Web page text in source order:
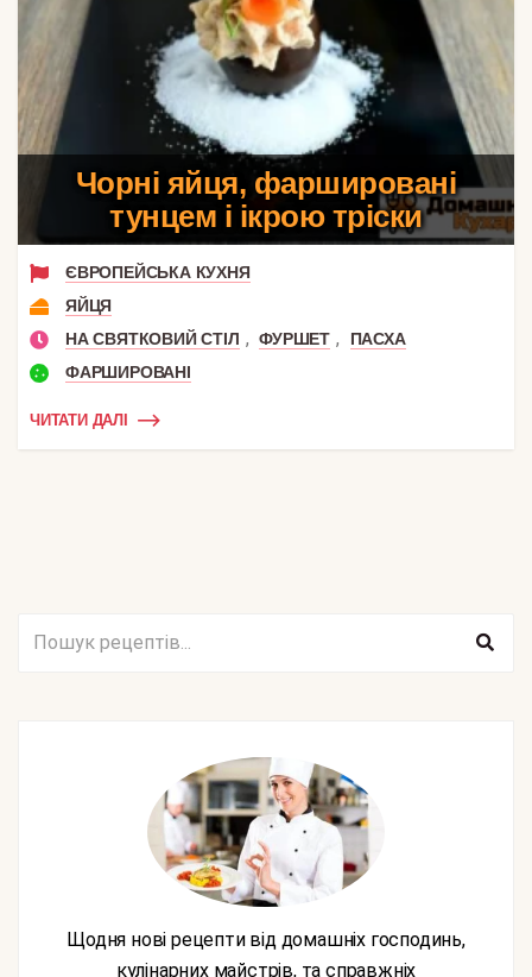
Чорні яйця, фаршировані
тунцем і ікрою тріски
ЄВРОПЕЙСЬКА КУХНЯ
ЯЙЦЯ
НА СВЯТКОВИЙ СТІЛ , ФУРШЕТ ,
ПАСХА
ФАРШИРОВАНІ
ЧИТАТИ ДАЛІ
Щодня нові рецепти від домашніх господинь,
кулінарних майстрів, та справжніх